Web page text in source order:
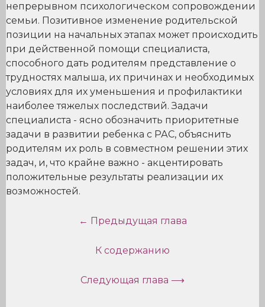
непрерывном психологическом сопровождении
семьи. Позитивное изменение родительской
позиции на начальных этапах может происходить
при действенной помощи специалиста,
способного дать родителям представление о
трудностях малыша, их причинах и необходимых
условиях для их уменьшения и профилактики
наиболее тяжелых последствий. Задачи
специалиста - ясно обозначить приоритетные
задачи в развитии ребенка с РАС, объяснить
родителям их роль в совместном решении этих
задач, и, что крайне важно - акцентировать
положительные результаты реализации их
возможностей.
← Предыдущая глава
К содержанию
Следующая глава ⟶